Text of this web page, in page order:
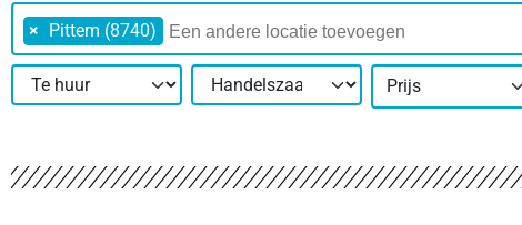
× Pittem (8740)
Prijs